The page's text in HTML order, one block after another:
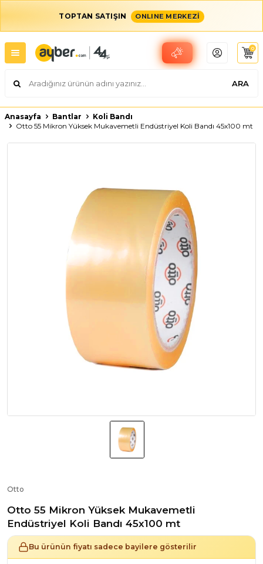
TOPTAN SATIŞIN ONLINE MERKEZİ
ARA
0
Anasayfa Bantlar
Koli Bandı
Otto 55 Mikron Yüksek Mukavemetli Endüstriyel Koli Bandı 45x100 mt
Otto
Otto 55 Mikron Yüksek Mukavemetli
Endüstriyel Koli Bandı 45x100 mt
Bu ürünün fiyatı sadece bayilere gösterilir